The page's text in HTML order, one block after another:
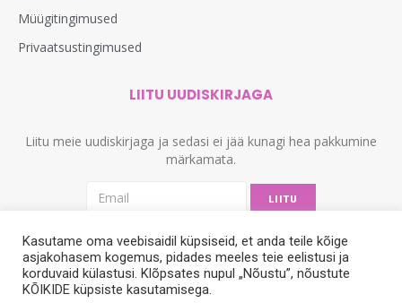
Müügitingimused
Privaatsustingimused
LIITU UUDISKIRJAGA
Liitu meie uudiskirjaga ja sedasi ei jää kunagi hea pakkumine
märkamata.
LIITU
Kasutame oma veebisaidil küpsiseid, et anda teile kõige
asjakohasem kogemus, pidades meeles teie eelistusi ja
korduvaid külastusi. Klõpsates nupul „Nõustu”, nõustute
KÕIKIDE küpsiste kasutamisega.